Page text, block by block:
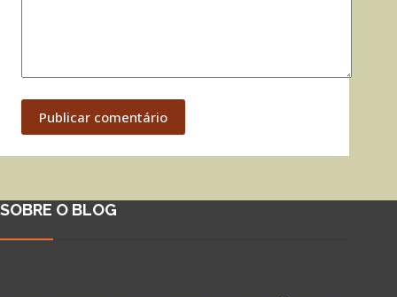
Publicar comentário
SOBRE O BLOG